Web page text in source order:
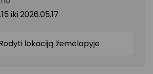
iki 2026.05.17
lokaciją žemėlapyje